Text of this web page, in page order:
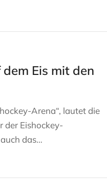
Eis mit den
Arena“, lautet die
der Eishockey-
das…